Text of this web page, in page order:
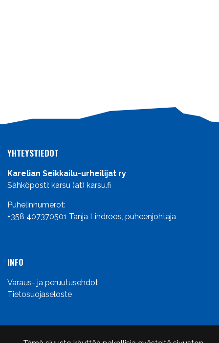
YHTEYSTIEDOT
Karelian Seikkailu-urheilijat ry
Sähköposti: karsu (at) karsu.fi
Puhelinnumerot:
+358 407370501 Tanja Lindroos, puheenjohtaja
INFO
Varaus- ja peruutusehdot
Tietosuojaseloste